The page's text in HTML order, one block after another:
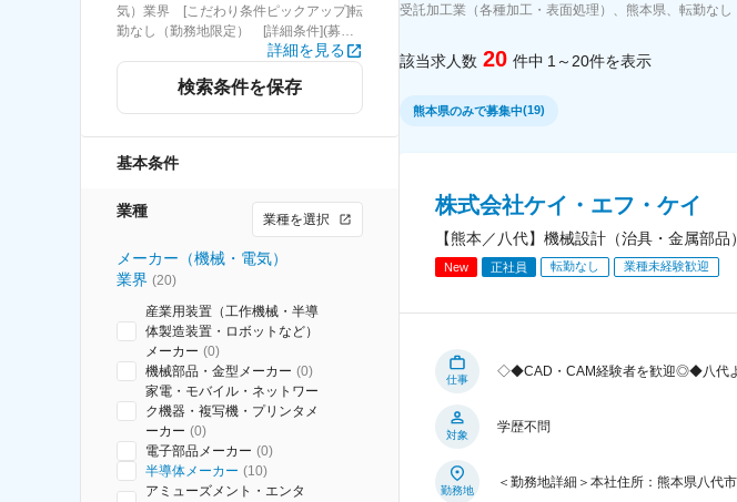
気）業界 [こだわり条件ピックアップ]転
勤なし（勤務地限定） [詳細条件](募
集・採用情報)転勤なし（勤務地限定）
詳細を見る
検索条件を保存
基本条件
業種 業種を選択
メーカー（機械・電気）
業界 (20)
産業用装置（工作機械・半導
体製造装置・ロボットなど）
メーカー (0)
機械部品・金型メーカー (0)
家電・モバイル・ネットワー
ク機器・複写機・プリンタメ
ーカー (0)
電子部品メーカー (0)
半導体メーカー (10)
アミューズメント・エンタ
受託加工業（各種加工・表面処理）、熊本県、転勤な
該当求人数 20 件中 1～20件を表示
熊本県のみで募集中(19)
株式会社ケイ・エフ・ケイ
【熊本／八代】機械設計（治具・金属部
New 正社員 転勤なし 業種未経験歓迎
仕事
◇◆CAD・CAM経験者を歓迎◎◆八代
対象
学歴不問
勤務地
＜勤務地詳細＞本社住所：熊本県八代